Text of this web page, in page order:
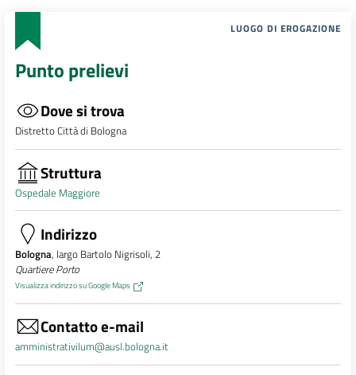
LUOGO DI EROGAZIONE
Punto prelievi
Dove si trova
Distretto Città di Bologna
Struttura
Ospedale Maggiore
Indirizzo
Bologna, largo Bartolo Nigrisoli, 2
Quartiere Porto
Visualizza indirizzo su Google Maps
Contatto e-mail
amministrativilum@ausl.bologna.it